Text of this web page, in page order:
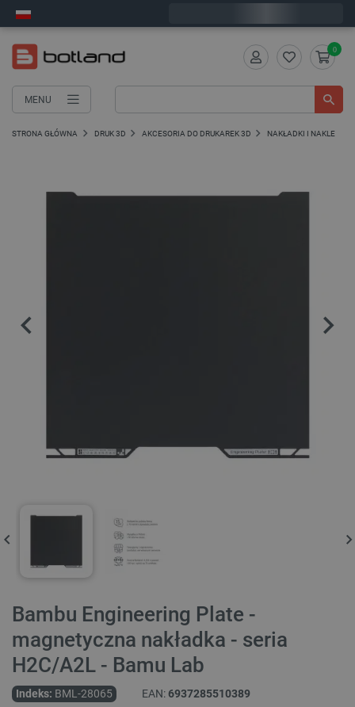
MENU
0
STRONA GŁÓWNA DRUK 3D AKCESORIA DO DRUKAREK 3D NAKŁADKI I NAKLEJKI
Bambu Engineering Plate -
magnetyczna nakładka - seria
H2C/A2L - Bamu Lab
Indeks: BML-28065 EAN:6937285510389